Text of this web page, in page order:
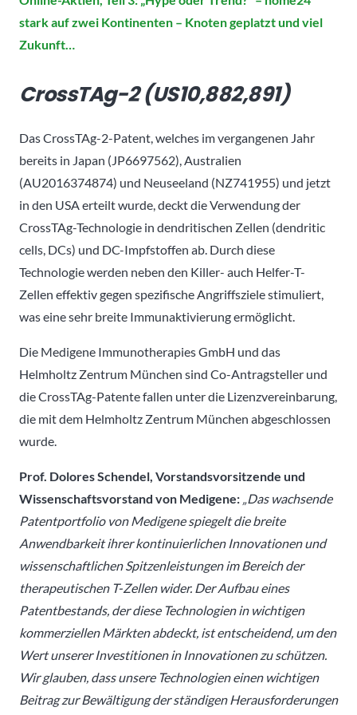
stark auf zwei Kontinenten – Knoten geplatzt und viel
Zukunft…
CrossTAg-2 (US10,882,891)
Das CrossTAg-2-Patent, welches im vergangenen Jahr
bereits in Japan (JP6697562), Australien
(AU2016374874) und Neuseeland (NZ741955) und jetzt
in den USA erteilt wurde, deckt die Verwendung der
CrossTAg-Technologie in dendritischen Zellen (dendritic
cells, DCs) und DC-Impfstoffen ab. Durch diese
Technologie werden neben den Killer- auch Helfer-T-
Zellen effektiv gegen spezifische Angriffsziele stimuliert,
was eine sehr breite Immunaktivierung ermöglicht.
Die Medigene Immunotherapies GmbH und das
Helmholtz Zentrum München sind Co-Antragsteller und
die CrossTAg-Patente fallen unter die Lizenzvereinbarung,
die mit dem Helmholtz Zentrum München abgeschlossen
wurde.
Prof. Dolores Schendel, Vorstandsvorsitzende und
Wissenschaftsvorstand von Medigene: „Das wachsende
Patentportfolio von Medigene spiegelt die breite
Anwendbarkeit ihrer kontinuierlichen Innovationen und
wissenschaftlichen Spitzenleistungen im Bereich der
therapeutischen T-Zellen wider. Der Aufbau eines
Patentbestands, der diese Technologien in wichtigen
kommerziellen Märkten abdeckt, ist entscheidend, um den
Wert unserer Investitionen in Innovationen zu schützen.
Wir glauben, dass unsere Technologien einen wichtigen
Beitrag zur Bewältigung der ständigen Herausforderungen